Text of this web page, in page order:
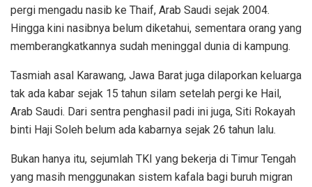
pergi mengadu nasib ke Thaif, Arab Saudi sejak 2004.
Hingga kini nasibnya belum diketahui, sementara orang yang
memberangkatkannya sudah meninggal dunia di kampung.
Tasmiah asal Karawang, Jawa Barat juga dilaporkan keluarga
tak ada kabar sejak 15 tahun silam setelah pergi ke Hail,
Arab Saudi. Dari sentra penghasil padi ini juga, Siti Rokayah
binti Haji Soleh belum ada kabarnya sejak 26 tahun lalu.
Bukan hanya itu, sejumlah TKI yang bekerja di Timur Tengah
yang masih menggunakan sistem kafala bagi buruh migran